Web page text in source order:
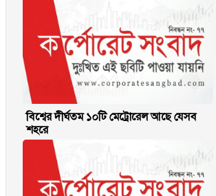
বিশ্বের দীর্ঘতম ১০টি মেট্রোরেল আছে যেসব
শহরে